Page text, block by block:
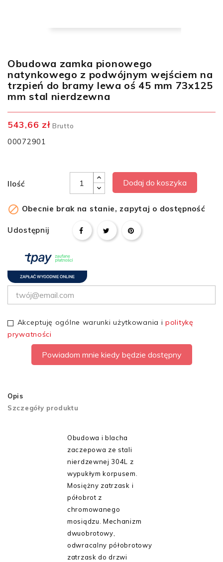
Obudowa zamka pionowego
natynkowego z podwójnym wejściem na
trzpień do bramy lewa oś 45 mm 73x125
mm stal nierdzewna
543,66 zł Brutto
00072901
Ilość Dodaj do koszyka
 Obecnie brak na stanie, zapytaj o dostępność
Udostępnij
Akceptuję ogólne warunki użytkowania ipolitykę
prywatności
Powiadom mnie kiedy będzie dostępny
Opis
Szczegóły produktu
Obudowa i blacha
zaczepowa ze stali
nierdzewnej 304L z
wypukłym korpusem.
Mosiężny zatrzask i
półobrot z
chromowanego
mosiądzu. Mechanizm
dwuobrotowy,
odwracalny półobrotowy
zatrzask do drzwi